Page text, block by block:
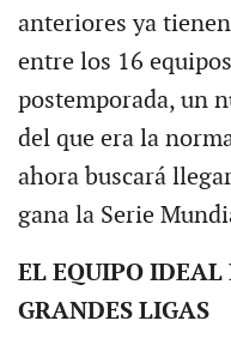
anteriores ya
entre los 16
postemporada, un
del que era la
ahora buscará
gana la Serie
EL EQUIPO
GRANDES LIGAS